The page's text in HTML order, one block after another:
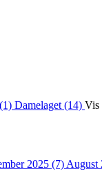
Damelaget (14) Vis
2025 (7) August